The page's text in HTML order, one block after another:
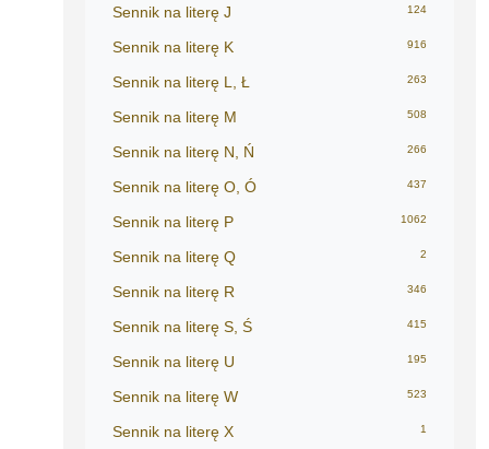
Sennik na literę J 124
Sennik na literę K 916
Sennik na literę L, Ł 263
Sennik na literę M 508
Sennik na literę N, Ń 266
Sennik na literę O, Ó 437
Sennik na literę P 1062
Sennik na literę Q 2
Sennik na literę R 346
Sennik na literę S, Ś 415
Sennik na literę U 195
Sennik na literę W 523
Sennik na literę X 1